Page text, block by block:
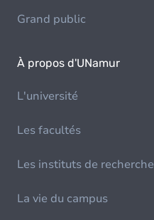
Grand public
À propos d'UNamur
L'université
Les facultés
Les instituts de recherche
La vie du campus